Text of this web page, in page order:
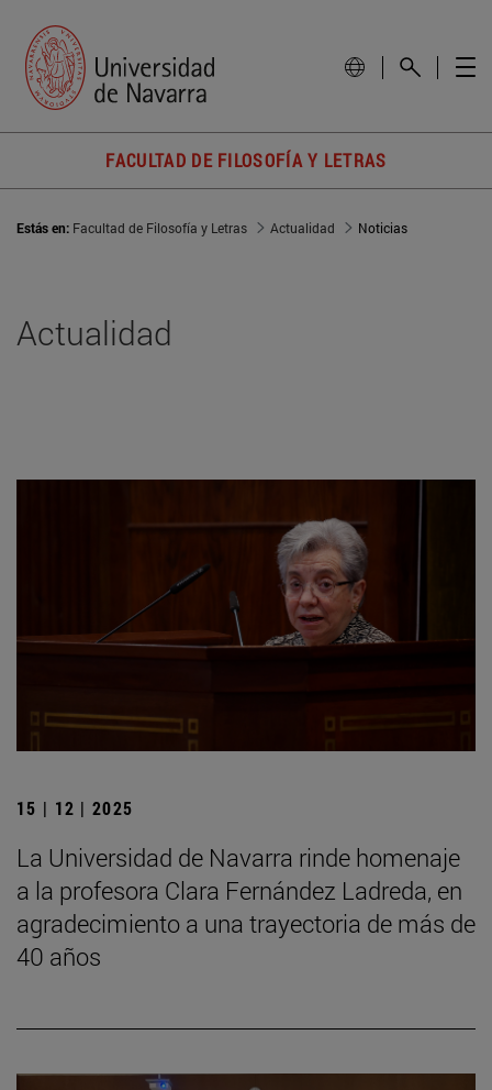
FACULTAD DE FILOSOFÍA Y LETRAS
Estás en: Facultad de Filosofía y Letras Actualidad Noticias
Actualidad
15 | 12 | 2025
La Universidad de Navarra rinde homenaje
a la profesora Clara Fernández Ladreda, en
agradecimiento a una trayectoria de más de
40 años